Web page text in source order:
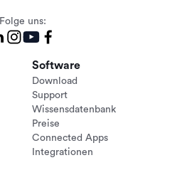
Folge uns:
Software
Download
Support
Wissensdatenbank
Preise
Connected Apps
Integrationen